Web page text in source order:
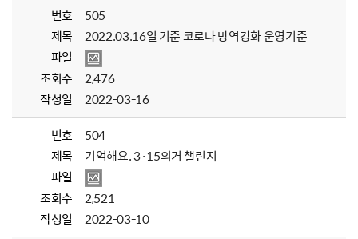
번호
505
제목
2022.03.16일 기준 코로나 방역강화 운영기준
파일
조회수
2,476
작성일
2022-03-16
번호
504
제목
기억해요. 3·15의거 챌린지
파일
조회수
2,521
작성일
2022-03-10